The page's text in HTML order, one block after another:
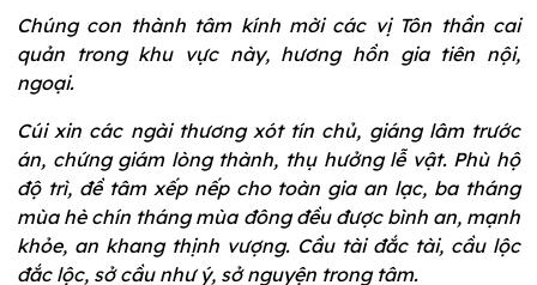
Chúng con thành tâm kính mời các vị Tôn thần cai
quản trong khu vực này, hương hồn gia tiên nội,
ngoại.
Cúi xin các ngài thương xót tín chủ, giáng lâm trước
án, chứng giám lòng thành, thụ hưởng lễ vật. Phù hộ
độ trì, đề tâm xếp nếp cho toàn gia an lạc, ba tháng
mùa hè chín tháng mùa đông đều được bình an, mạnh
khỏe, an khang thịnh vượng. Cầu tài đắc tài, cầu lộc
đắc lộc, sở cầu như ý, sở nguyện trong tâm.